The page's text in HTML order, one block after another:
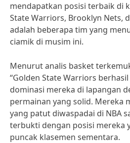
mendapatkan posisi terbaik di
State Warriors, Brooklyn Nets,
adalah beberapa tim yang
ciamik di musim ini.
Menurut analis basket
“Golden State Warriors
dominasi mereka di lapangan
permainan yang solid. Mereka
yang patut diwaspadai di NBA
terbukti dengan posisi mereka
puncak klasemen sementara.